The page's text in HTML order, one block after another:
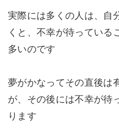
実際には多くの人は、自
くと、不幸が待っている
多いのです
夢がかなってその直後は
が、その後には不幸が待
ります